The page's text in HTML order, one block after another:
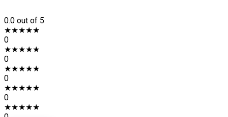
0.0 out of 5
★★★★★
0
★★★★★
0
★★★★★
0
★★★★★
0
★★★★★